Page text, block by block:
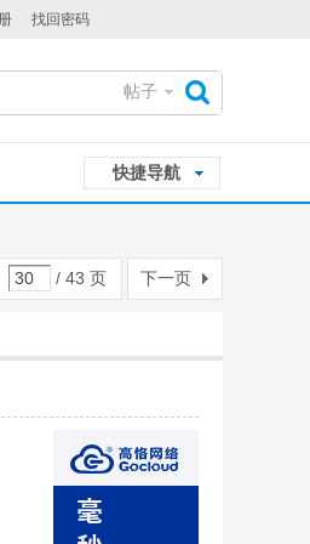
找回密码
帖子
快捷导航
/ 43 页 下一页